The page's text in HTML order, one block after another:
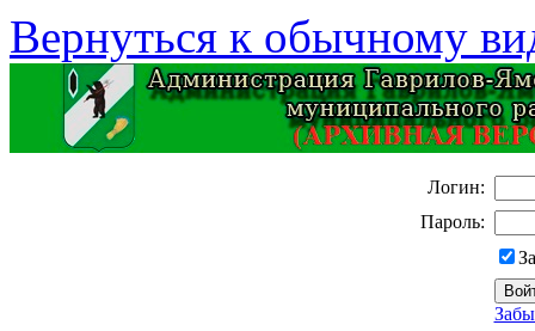
Вернуться к обычному
Логин:
Пароль: